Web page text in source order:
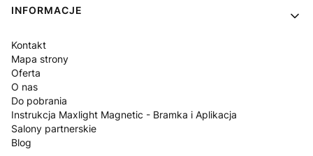
INFORMACJE
Kontakt
Mapa strony
Oferta
O nas
Do pobrania
Instrukcja Maxlight Magnetic - Bramka i Aplikacja
Salony partnerskie
Blog